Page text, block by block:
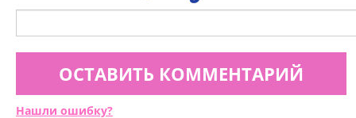
ОСТАВИТЬ КОММЕНТАРИЙ
Нашли ошибку?